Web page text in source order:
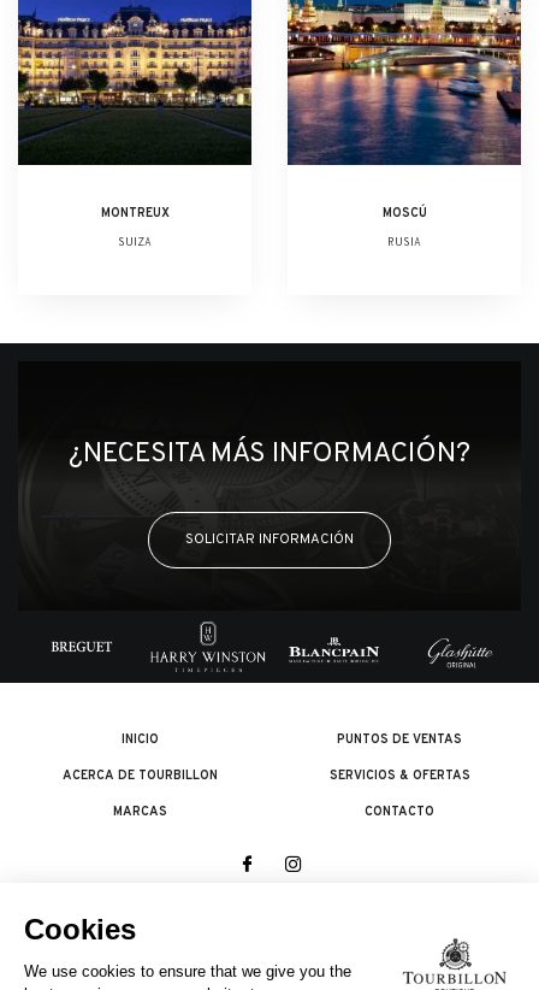
MONTREUX
SUIZA
MOSCÚ
RUSIA
¿NECESITA MÁS INFORMACIÓN?
SOLICITAR INFORMACIÓN
INICIO
ACERCA DE TOURBILLON
MARCAS
PUNTOS DE VENTAS
SERVICIOS & OFERTAS
CONTACTO